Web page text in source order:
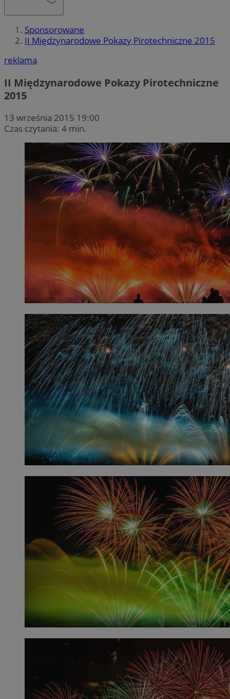
Sponsorowane
II Międzynarodowe Pokazy Pirotechniczne 2015
reklama
II Międzynarodowe Pokazy Pirotechniczne
2015
13 września 2015 19:00
Czas czytania: 4 min.